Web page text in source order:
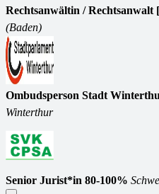
Rechtsanwältin / Rechtsanwalt
(Baden)
Ombudsperson Stadt
Winterthur
Senior Jurist*in 80-100%